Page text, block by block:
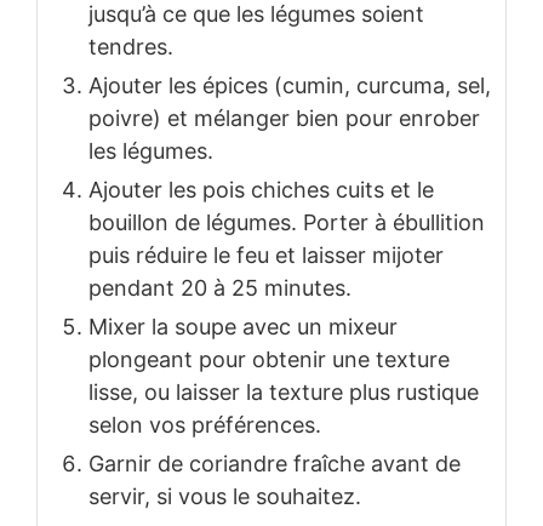
jusqu’à ce que les légumes soient
tendres.
Ajouter les épices (cumin, curcuma, sel,
poivre) et mélanger bien pour enrober
les légumes.
Ajouter les pois chiches cuits et le
bouillon de légumes. Porter à ébullition
puis réduire le feu et laisser mijoter
pendant 20 à 25 minutes.
Mixer la soupe avec un mixeur
plongeant pour obtenir une texture
lisse, ou laisser la texture plus rustique
selon vos préférences.
Garnir de coriandre fraîche avant de
servir, si vous le souhaitez.